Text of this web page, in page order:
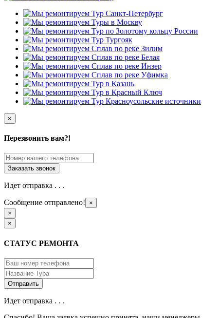
×
Перезвонить вам?!
Идет отправка . . .
Сообщение отправлено!
×
×
×
СТАТУС РЕМОНТА
Идет отправка . . .